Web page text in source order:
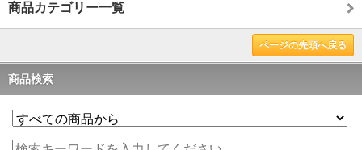
商品カテゴリー一覧
ページの先頭へ戻る
商品検索